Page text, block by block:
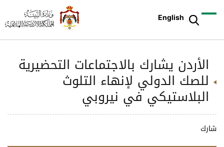
English
الأردن يشارك بالاجتماعات التحضيرية
للصك الدولي لإنهاء التلوث
البلاستيكي في نيروبي
شارك